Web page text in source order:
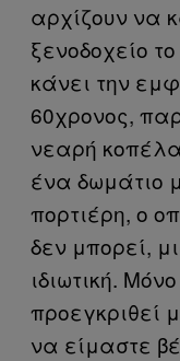
αρχίζουν να
ξενοδοχείο
κάνει την
60χρονος,
νεαρή
ένα δωμάτιο
πορτιέρη, ο
δεν μπορεί,
ιδιωτική.
προεγκριθεί
να είμαστε